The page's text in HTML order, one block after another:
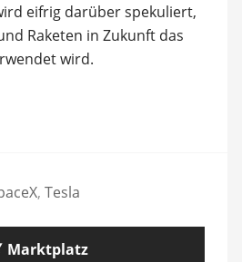
eifrig darüber spekuliert,
Raketen in Zukunft das
wird.
, Tesla
Marktplatz